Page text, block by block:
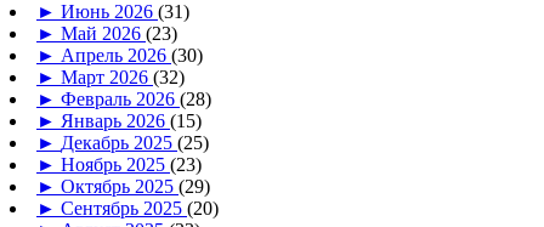
► Июнь 2026 (31)
► Май 2026 (23)
► Апрель 2026 (30)
► Март 2026 (32)
► Февраль 2026 (28)
► Январь 2026 (15)
► Декабрь 2025 (25)
► Ноябрь 2025 (23)
► Октябрь 2025 (29)
► Сентябрь 2025 (20)